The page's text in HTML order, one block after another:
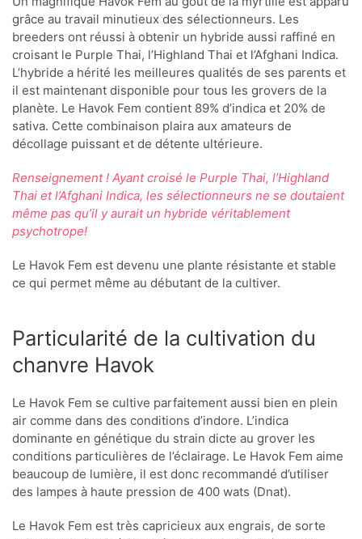
grâce au travail minutieux des sélectionneurs. Les
breeders ont réussi à obtenir un hybride aussi raffiné en
croisant le Purple Thai, l’Highland Thai et l’Afghani Indica.
L’hybride a hérité les meilleures qualités de ses parents et
il est maintenant disponible pour tous les grovers de la
planète. Le Havok Fem contient 89% d’indica et 20% de
sativa. Cette combinaison plaira aux amateurs de
décollage puissant et de détente ultérieure.
Renseignement ! Ayant croisé le Purple Thai, l’Highland
Thai et l’Afghani Indica, les sélectionneurs ne se doutaient
même pas qu’il y aurait un hybride véritablement
psychotrope!
Le Havok Fem est devenu une plante résistante et stable
ce qui permet même au débutant de la cultiver.
Particularité de la cultivation du
chanvre Havok
Le Havok Fem se cultive parfaitement aussi bien en plein
air comme dans des conditions d’indore. L’indica
dominante en génétique du strain dicte au grover les
conditions particulières de l’éclairage. Le Havok Fem aime
beaucoup de lumière, il est donc recommandé d’utiliser
des lampes à haute pression de 400 wats (Dnat).
Le Havok Fem est très capricieux aux engrais, de sorte